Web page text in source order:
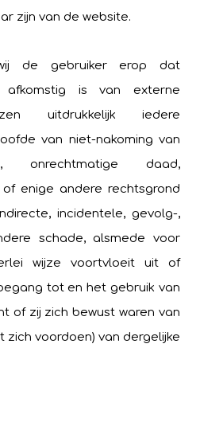
zijn van de website.
wij de gebruiker erop dat
afkomstig is van externe
uitdrukkelijk iedere
van niet-nakoming van
onrechtmatige daad,
of enige andere rechtsgrond
incidentele, gevolg-,
schade, alsmede voor
wijze voortvloeit uit of
tot en het gebruik van
of zij zich bewust waren van
zich voordoen) van dergelijke